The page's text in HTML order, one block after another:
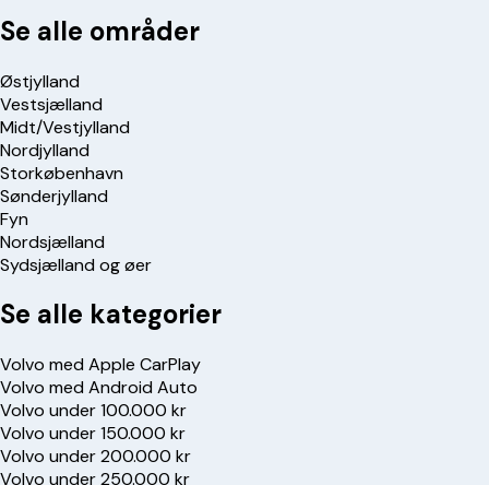
Se alle områder
Østjylland
Vestsjælland
Midt/Vestjylland
Nordjylland
Storkøbenhavn
Sønderjylland
Fyn
Nordsjælland
Sydsjælland og øer
Se alle kategorier
Volvo med Apple CarPlay
Volvo med Android Auto
Volvo under 100.000 kr
Volvo under 150.000 kr
Volvo under 200.000 kr
Volvo under 250.000 kr